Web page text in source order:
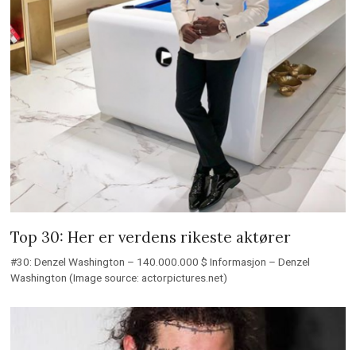
Top 30: Her er verdens rikeste aktører
#30: Denzel Washington – 140.000.000 $ Informasjon – Denzel
Washington (Image source: actorpictures.net)